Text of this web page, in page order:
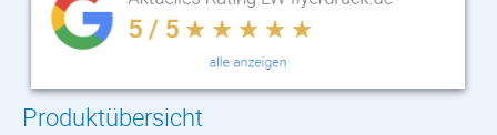
Produktübersicht